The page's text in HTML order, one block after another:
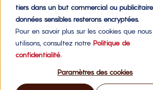
tiers dans un but commercial ou
données sensibles resterons encryptées.
Pour en savoir plus sur les cookies que nous
utilisons, consultez notre Politique de
confidentialité.
Paramètres des cookies